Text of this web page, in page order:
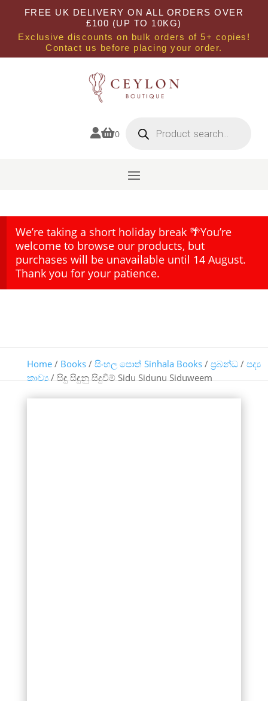
FREE UK DELIVERY ON ALL ORDERS OVER
£100 (UP TO 10KG)
Exclusive discounts on bulk orders of 5+ copies!
Contact us before placing your order.
0 search
We’re taking a short holiday break 🌴You’re
welcome to browse our products, but
purchases will be unavailable until 14 August.
Thank you for your patience.
Home/ Books/ සිංහල පොත් Sinhala Books/ ප්‍රබන්ධ/ පද්‍ය
කාව්‍ය/ සිඳු සිඳුනු සිදුවීම් Sidu Sidunu Siduweem